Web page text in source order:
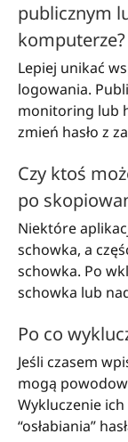
publicznym
komputerze?
Lepiej unikać
logowania.
monitoring lub
zmień hasło z
Czy ktoś
po
Niektóre
schowka, a
schowka. Po
schowka lub
Po co
Jeśli czasem
mogą
Wykluczenie
“osłabiania”